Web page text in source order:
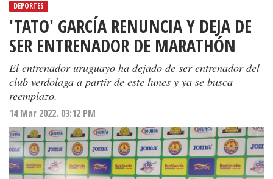
DEPORTES
'TATO' GARCÍA RENUNCIA Y DEJA DE
SER ENTRENADOR DE MARATHÓN
El entrenador uruguayo ha dejado de ser entrenador del
club verdolaga a partir de este lunes y ya se busca
reemplazo.
14 Mar 2022. 03:12 PM